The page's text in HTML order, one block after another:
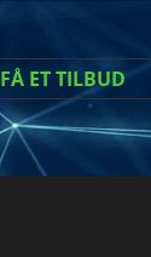
FÅ ET TILBUD